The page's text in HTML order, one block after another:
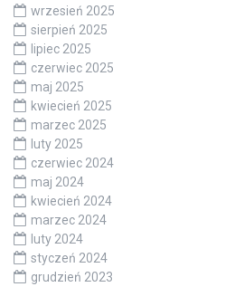
wrzesień 2025
sierpień 2025
lipiec 2025
czerwiec 2025
maj 2025
kwiecień 2025
marzec 2025
luty 2025
czerwiec 2024
maj 2024
kwiecień 2024
marzec 2024
luty 2024
styczeń 2024
grudzień 2023